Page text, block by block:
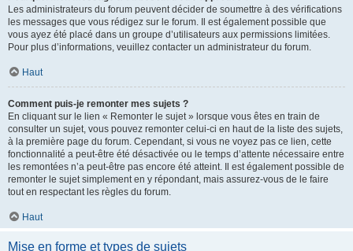
Les administrateurs du forum peuvent décider de soumettre à des vérifications
les messages que vous rédigez sur le forum. Il est également possible que
vous ayez été placé dans un groupe d’utilisateurs aux permissions limitées.
Pour plus d’informations, veuillez contacter un administrateur du forum.
Haut
Comment puis-je remonter mes sujets ?
En cliquant sur le lien « Remonter le sujet » lorsque vous êtes en train de
consulter un sujet, vous pouvez remonter celui-ci en haut de la liste des sujets,
à la première page du forum. Cependant, si vous ne voyez pas ce lien, cette
fonctionnalité a peut-être été désactivée ou le temps d’attente nécessaire entre
les remontées n’a peut-être pas encore été atteint. Il est également possible de
remonter le sujet simplement en y répondant, mais assurez-vous de le faire
tout en respectant les règles du forum.
Haut
Mise en forme et types de sujets